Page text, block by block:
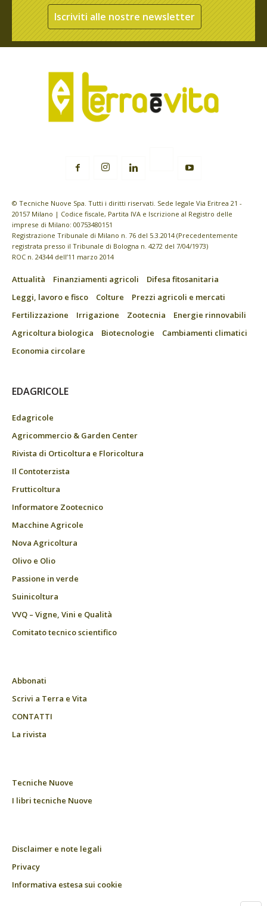
Iscriviti alle nostre newsletter
© Tecniche Nuove Spa. Tutti i diritti riservati. Sede legale Via Eritrea 21 -
20157 Milano | Codice fiscale, Partita IVA e Iscrizione al Registro delle
imprese di Milano: 00753480151
Registrazione Tribunale di Milano n. 76 del 5.3.2014 (Precedentemente
registrata presso il Tribunale di Bologna n. 4272 del 7/04/1973)
ROC n. 24344 dell’11 marzo 2014
Attualità Finanziamenti agricoli
Difesa fitosanitaria
Leggi, lavoro e fisco
Colture
Prezzi agricoli e mercati
Fertilizzazione
Irrigazione Zootecnia
Energie rinnovabili
Agricoltura biologica
Biotecnologie
Cambiamenti climatici
Economia circolare
EDAGRICOLE
Edagricole
Agricommercio & Garden Center
Rivista di Orticoltura e Floricoltura
Il Contoterzista
Frutticoltura
Informatore Zootecnico
Macchine Agricole
Nova Agricoltura
Olivo e Olio
Passione in verde
Suinicoltura
VVQ – Vigne, Vini e Qualità
Comitato tecnico scientifico
Abbonati
Scrivi a Terra e Vita
CONTATTI
La rivista
Tecniche Nuove
I libri tecniche Nuove
Disclaimer e note legali
Privacy
Informativa estesa sui cookie